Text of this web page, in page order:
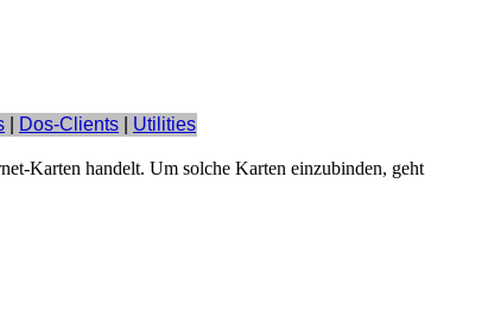
Dos-Clients Utilities
Karten handelt. Um solche Karten einzubinden, geht